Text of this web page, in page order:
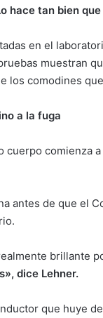
hace tan bien
en el
muestran
los comodines
a la fuga
cuerpo comienza
antes de que el
brillante
dice Lehner.
que huye